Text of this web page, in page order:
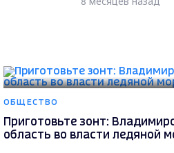
ОБЩЕСТВО
Приготовьте зонт:
область во власти ледяной